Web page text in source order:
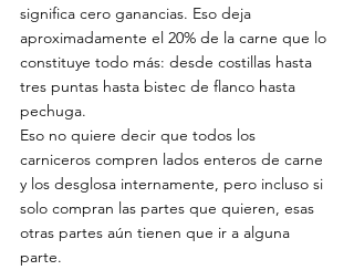
significa cero ganancias. Eso deja
aproximadamente el 20% de la carne que lo
constituye todo más: desde costillas hasta
tres puntas hasta bistec de flanco hasta
pechuga.
Eso no quiere decir que todos los
carniceros compren lados enteros de carne
y los desglosa internamente, pero incluso si
solo compran las partes que quieren, esas
otras partes aún tienen que ir a alguna
parte.